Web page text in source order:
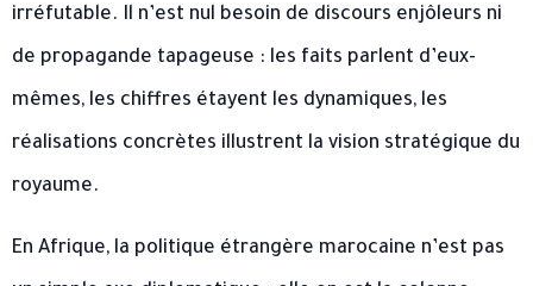
irréfutable. Il n’est nul besoin de discours enjôleurs ni
de propagande tapageuse : les faits parlent d’eux-
mêmes, les chiffres étayent les dynamiques, les
réalisations concrètes illustrent la vision stratégique du
royaume.
En Afrique, la politique étrangère marocaine n’est pas